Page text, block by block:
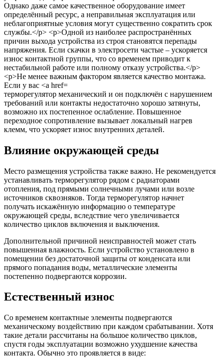
терморегулятор механический и он подключён с нарушением
требований или контакты недостаточно хорошо затянуты,
возможно их постепенное ослабление. Повышенное
переходное сопротивление вызывает локальный нагрев
клемм, что ускоряет износ внутренних деталей.
Влияние окружающей среды
Место размещения устройства также важно. Не рекомендуется
устанавливать терморегулятор рядом с радиаторами
отопления, под прямыми солнечными лучами или возле
источников сквозняков. Тогда терморегулятор начнет
получать искажённую информацию о температуре
окружающей среды, вследствие чего увеличивается
количество циклов включения и выключения.
Дополнительной причиной неисправностей может стать
повышенная влажность. Если устройство установлено в
помещении без достаточной защиты от конденсата или
прямого попадания воды, металлические элементы
постепенно подвергаются коррозии.
Естественный износ
Со временем контактные элементы подвергаются
механическому воздействию при каждом срабатывании. Хотя
такие детали рассчитаны на большое количество циклов,
спустя годы эксплуатации возможно ухудшение качества
контакта. Обычно это проявляется в виде: